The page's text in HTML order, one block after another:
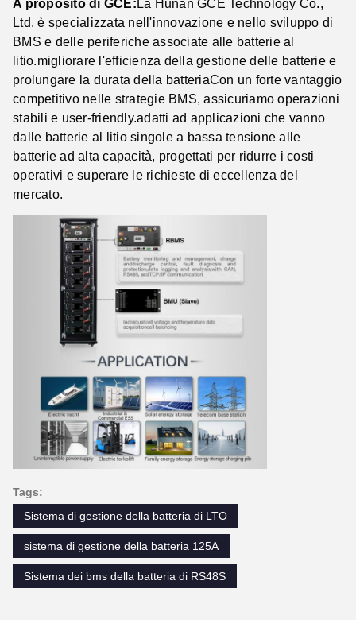
A proposito di GCE:La Hunan GCE Technology Co.,
Ltd. è specializzata nell'innovazione e nello sviluppo di
BMS e delle periferiche associate alle batterie al
litio.migliorare l'efficienza della gestione delle batterie e
prolungare la durata della batteriaCon un forte vantaggio
competitivo nelle strategie BMS, assicuriamo operazioni
stabili e user-friendly.adatti ad applicazioni che vanno
dalle batterie al litio singole a bassa tensione alle
batterie ad alta capacità, progettati per ridurre i costi
operativi e superare le richieste di eccellenza del
mercato.
Tags:
Sistema di gestione della batteria di LTO
sistema di gestione della batteria 125A
Sistema dei bms della batteria di RS48S